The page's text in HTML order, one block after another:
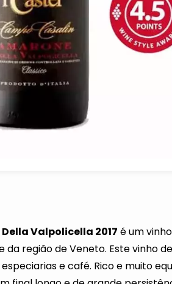
Valpolicella 2017 é um
região de Veneto. Este vinho
e café. Rico e muito